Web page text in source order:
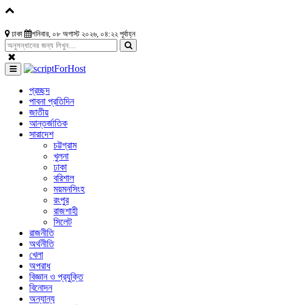
ঢাকা শনিবার, ০৮ অগাস্ট ২০২৬, ০৪:২২ পূর্বাহ্ন
প্রচ্ছদ
পাবনা প্রতিদিন
জাতীয়
আন্তর্জাতিক
সারাদেশ
চট্টগ্রাম
খুলনা
ঢাকা
বরিশাল
ময়মনসিংহ
রংপুর
রাজশাহী
সিলেট
রাজনীতি
অর্থনীতি
খেলা
অপরাধ
বিজ্ঞান ও প্রযুক্তি
বিনোদন
অন্যান্য